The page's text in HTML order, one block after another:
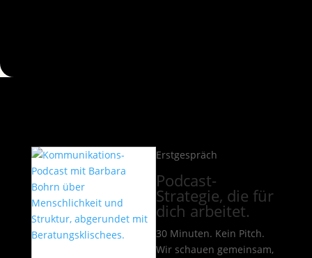
Erstgespräch
Podcast-
Strategie, die für
dich arbeitet.
30 Minuten. Kein Pitch.
Wir schauen gemeinsam,